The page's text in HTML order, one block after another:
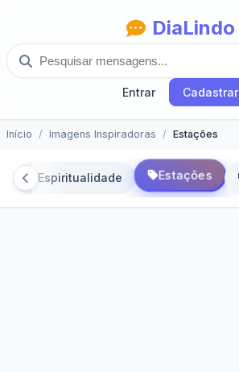
DiaLindo
Entrar Cadastrar
Início Imagens Inspiradoras Estações
Espiritualidade Estações